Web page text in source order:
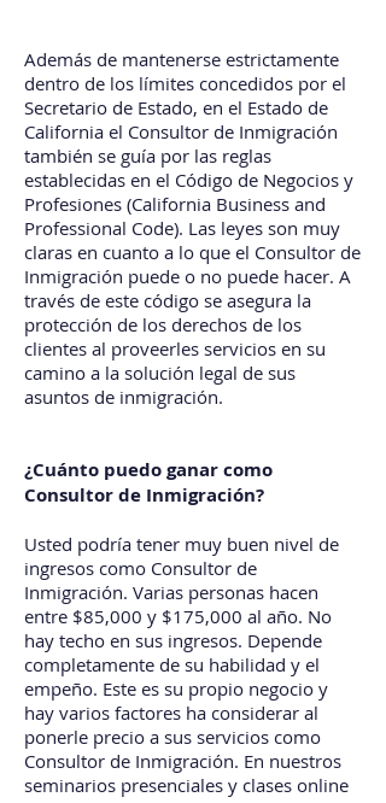
Además de mantenerse estrictamente
dentro de los límites concedidos por el
Secretario de Estado, en el Estado de
California el Consultor de Inmigración
también se guía por las reglas
establecidas en el Código de Negocios y
Profesiones (California Business and
Professional Code). Las leyes son muy
claras en cuanto a lo que el Consultor de
Inmigración puede o no puede hacer. A
través de este código se asegura la
protección de los derechos de los
clientes al proveerles servicios en su
camino a la solución legal de sus
asuntos de inmigración.
¿Cuánto puedo ganar como
Consultor de Inmigración?
Usted podría tener muy buen nivel de
ingresos como Consultor de
Inmigración. Varias personas hacen
entre $85,000 y $175,000 al año. No
hay techo en sus ingresos. Depende
completamente de su habilidad y el
empeño. Este es su propio negocio y
hay varios factores ha considerar al
ponerle precio a sus servicios como
Consultor de Inmigración. En nuestros
seminarios presenciales y clases online